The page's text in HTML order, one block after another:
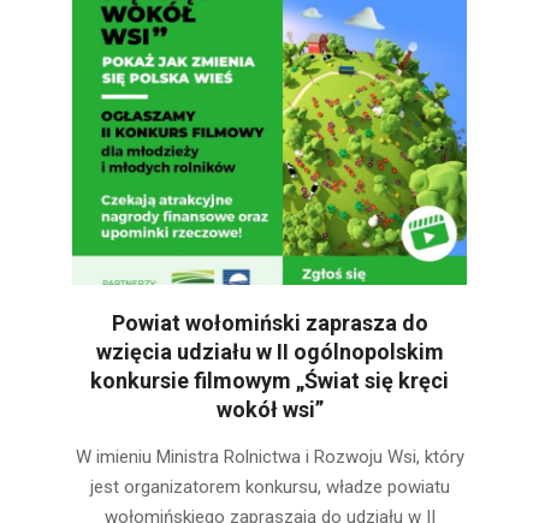
Powiat wołomiński zaprasza do
wzięcia udziału w II ogólnopolskim
konkursie filmowym „Świat się kręci
wokół wsi”
09-
06
W imieniu Ministra Rolnictwa i Rozwoju Wsi, który
jest organizatorem konkursu, władze powiatu
wołomińskiego zapraszają do udziału w II